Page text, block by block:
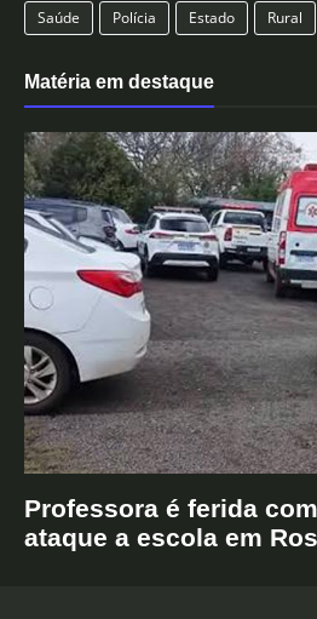
Saúde
Polícia Estado Rural
Matéria em destaque
Professora é ferida
ataque a escola em